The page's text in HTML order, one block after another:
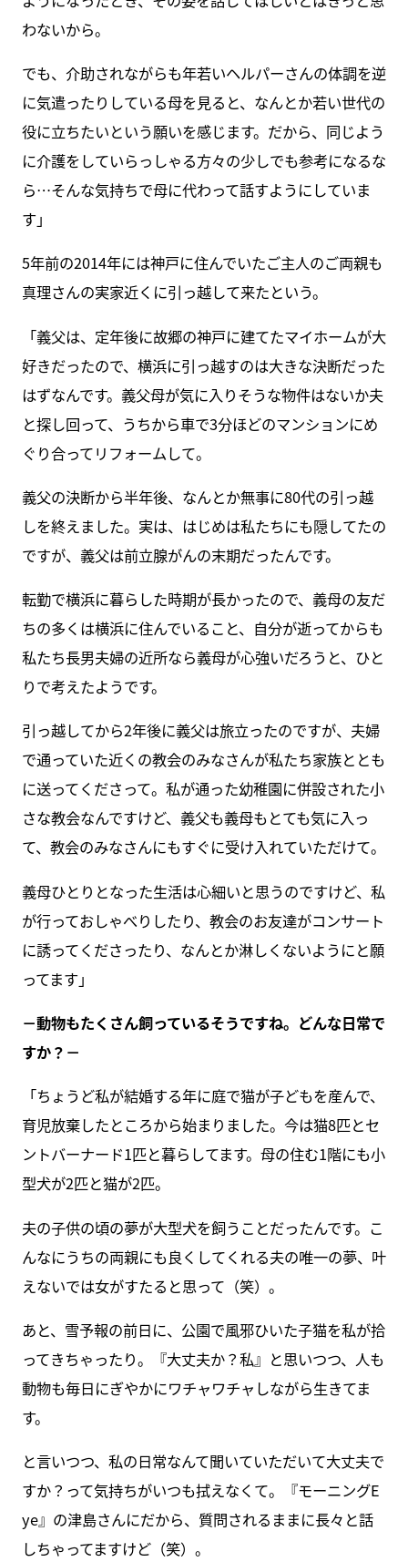
わないから。
でも、介助されながらも年若いヘルパーさんの体調を逆
に気遣ったりしている母を見ると、なんとか若い世代の
役に立ちたいという願いを感じます。だから、同じよう
に介護をしていらっしゃる方々の少しでも参考になるな
ら…そんな気持ちで母に代わって話すようにしていま
す」
5年前の2014年には神戸に住んでいたご主人のご両親も
真理さんの実家近くに引っ越して来たという。
「義父は、定年後に故郷の神戸に建てたマイホームが大
好きだったので、横浜に引っ越すのは大きな決断だった
はずなんです。義父母が気に入りそうな物件はないか夫
と探し回って、うちから車で3分ほどのマンションにめ
ぐり合ってリフォームして。
義父の決断から半年後、なんとか無事に80代の引っ越
しを終えました。実は、はじめは私たちにも隠してたの
ですが、義父は前立腺がんの末期だったんです。
転勤で横浜に暮らした時期が長かったので、義母の友だ
ちの多くは横浜に住んでいること、自分が逝ってからも
私たち長男夫婦の近所なら義母が心強いだろうと、ひと
りで考えたようです。
引っ越してから2年後に義父は旅立ったのですが、夫婦
で通っていた近くの教会のみなさんが私たち家族ととも
に送ってくださって。私が通った幼稚園に併設された小
さな教会なんですけど、義父も義母もとても気に入っ
て、教会のみなさんにもすぐに受け入れていただけて。
義母ひとりとなった生活は心細いと思うのですけど、私
が行っておしゃべりしたり、教会のお友達がコンサート
に誘ってくださったり、なんとか淋しくないようにと願
ってます」
－動物もたくさん飼っているそうですね。どんな日常で
すか？－
「ちょうど私が結婚する年に庭で猫が子どもを産んで、
育児放棄したところから始まりました。今は猫8匹とセ
ントバーナード1匹と暮らしてます。母の住む1階にも小
型犬が2匹と猫が2匹。
夫の子供の頃の夢が大型犬を飼うことだったんです。こ
んなにうちの両親にも良くしてくれる夫の唯一の夢、叶
えないでは女がすたると思って（笑）。
あと、雪予報の前日に、公園で風邪ひいた子猫を私が拾
ってきちゃったり。『大丈夫か？私』と思いつつ、人も
動物も毎日にぎやかにワチャワチャしながら生きてま
す。
と言いつつ、私の日常なんて聞いていただいて大丈夫で
すか？って気持ちがいつも拭えなくて。『モーニングE
ye』の津島さんにだから、質問されるままに長々と話
しちゃってますけど（笑）。